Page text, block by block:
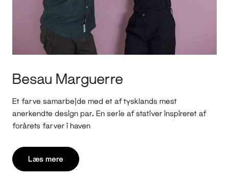
Besau Marguerre
Et farve samarbejde med et af tysklands mest
anerkendte design par. En serie af stativer inspireret af
forårets farver i haven
Læs mere